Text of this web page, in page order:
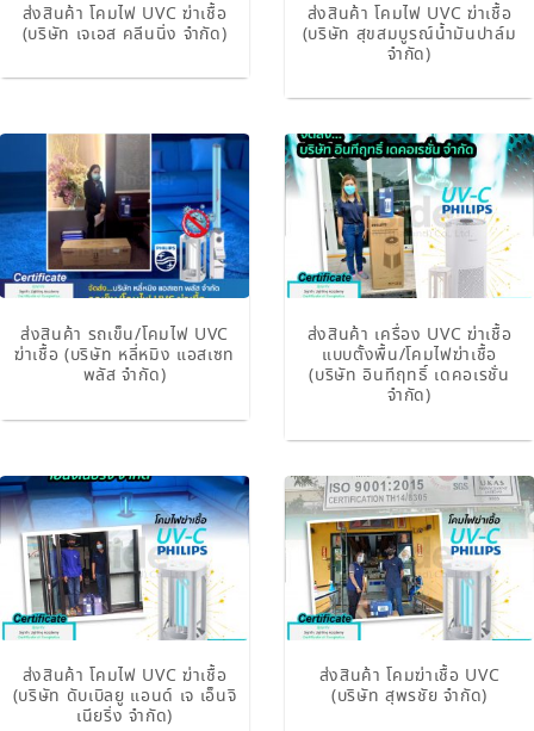
ส่งสินค้า โคมไฟ UVC ฆ่าเชื้อ
(บริษัท เจเอส คลีนนิ่ง จำกัด)
ส่งสินค้า โคมไฟ UVC ฆ่าเชื้อ
(บริษัท สุขสมบูรณ์น้ำมันปาล์ม
จำกัด)
ส่งสินค้า รถเข็น/โคมไฟ UVC
ฆ่าเชื้อ (บริษัท หลี่หมิง แอสเซท
พลัส จำกัด)
ส่งสินค้า เครื่อง UVC ฆ่าเชื้อ
แบบตั้งพื้น/โคมไฟฆ่าเชื้อ
(บริษัท อินทีฤทธิ์ เดคอเรชั่น
จำกัด)
ส่งสินค้า โคมไฟ UVC ฆ่าเชื้อ
(บริษัท ดับเบิลยู แอนด์ เจ เอ็นจิ
เนียริ่ง จำกัด)
ส่งสินค้า โคมฆ่าเชื้อ UVC
(บริษัท สุพรชัย จำกัด)